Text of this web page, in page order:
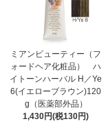
ミアンビューティー（フ
ォードヘア化粧品） ハ
イトーンハーバル H／Ye
6(イエローブラウン)120
g（医薬部外品）
1,430円(税130円)